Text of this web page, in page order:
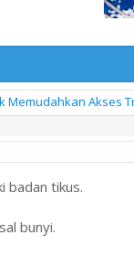
Memudahkan Akses
badan tikus.
bunyi.